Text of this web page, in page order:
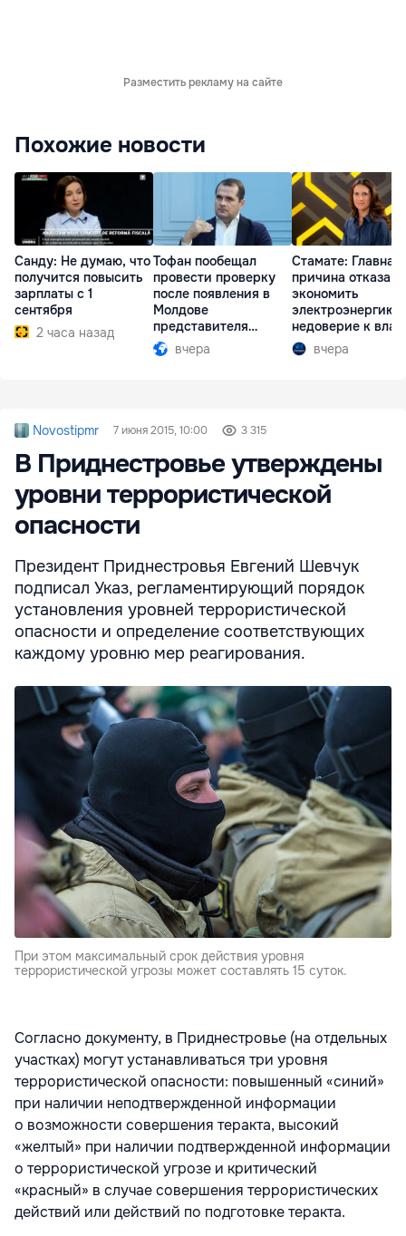
Разместить рекламу на сайте
Похожие новости
Санду: Не думаю, что
получится повысить
зарплаты с 1
сентября
2 часа назад
Тофан пообещал
провести проверку
после появления в
Молдове
представителя
Южной Осетии
вчера
Стамате: Главная
причина отказа
экономить
электроэнергию
недоверие к
вчера
Novostipmr 7 июня 2015, 10:00 3 315
В Приднестровье утверждены
уровни террористической
опасности
Президент Приднестровья Евгений Шевчук
подписал Указ, регламентирующий порядок
установления уровней террористической
опасности и определение соответствующих
каждому уровню мер реагирования.
При этом максимальный срок действия уровня
террористической угрозы может составлять 15 суток.
Согласно документу, в Приднестровье (на отдельных
участках) могут устанавливаться три уровня
террористической опасности: повышенный «синий»
при наличии неподтвержденной информации
о возможности совершения теракта, высокий
«желтый» при наличии подтвержденной информации
о террористической угрозе и критический
«красный» в случае совершения террористических
действий или действий по подготовке теракта.